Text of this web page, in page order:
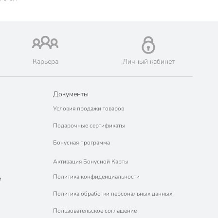
Карьера Личный кабинет
Документы
Условия продажи товаров
Подарочные сертификаты
Бонусная программа
Активация Бонусной Карты
Политика конфиденциальности
Политика обработки персональных данных
Пользовательское соглашение